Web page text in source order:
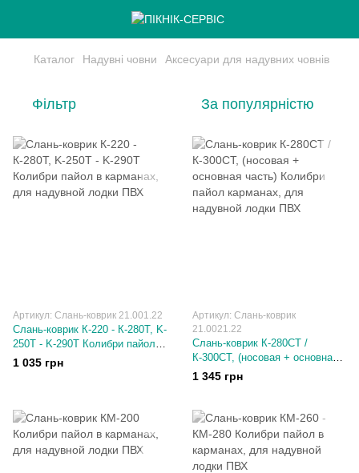
Каталог Надувні човни Аксесуари для надувних човнів
Фільтр За популярністю
Артикул: Слань-коврик 21.001.22
Слань-коврик К-220 - К-280Т, K-
250T - K-290T Колибри пайол в
карманах, для надувной лодки
1 035 грн
Артикул: Слань-коврик
21.0021.22
Слань-коврик К-280СТ /
К-300СТ, (носовая + основная
часть) Колибри пайол
карманах, для надувной лодки
1 345 грн